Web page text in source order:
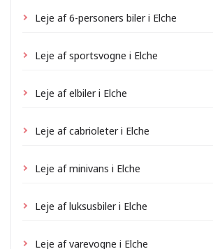
Leje af 6-personers biler i Elche
Leje af sportsvogne i Elche
Leje af elbiler i Elche
Leje af cabrioleter i Elche
Leje af minivans i Elche
Leje af luksusbiler i Elche
Leje af varevogne i Elche